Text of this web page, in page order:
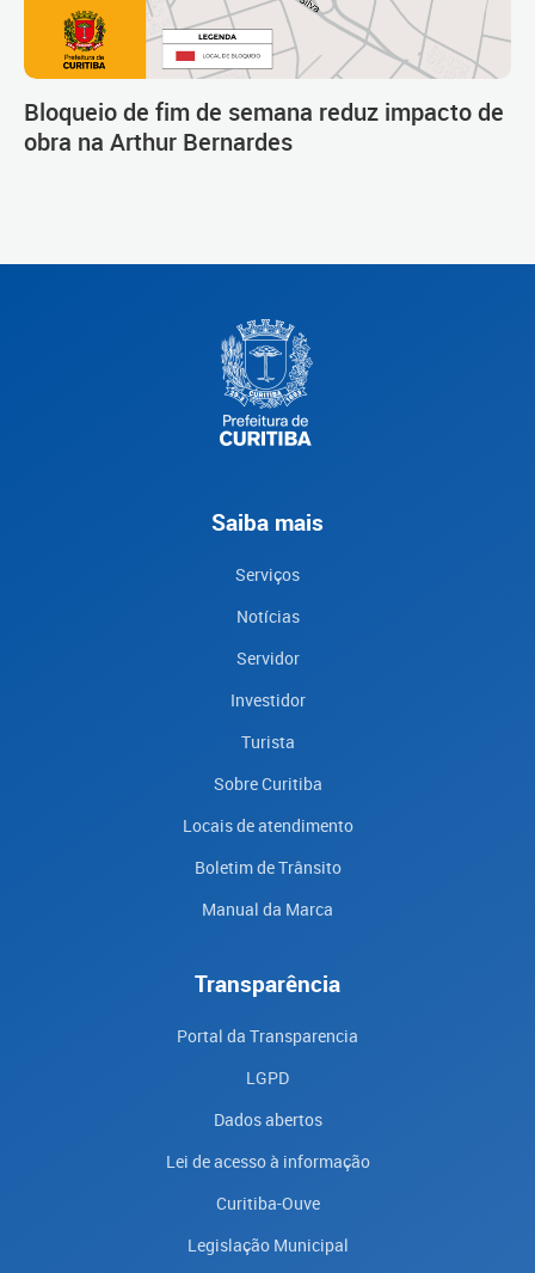
Bloqueio de fim de semana reduz impacto de
obra na Arthur Bernardes
Saiba mais
Serviços
Notícias
Servidor
Investidor
Turista
Sobre Curitiba
Locais de atendimento
Boletim de Trânsito
Manual da Marca
Transparência
Portal da Transparencia
LGPD
Dados abertos
Lei de acesso à informação
Curitiba-Ouve
Legislação Municipal